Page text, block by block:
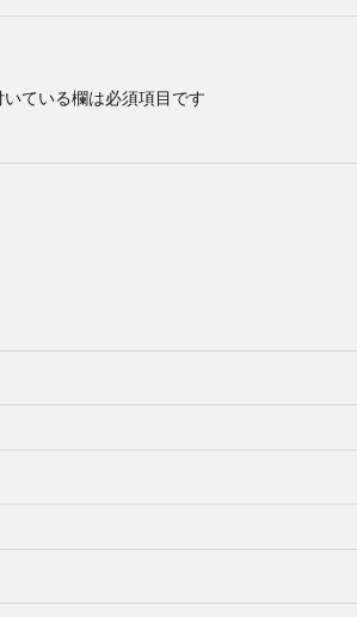
いている欄は必須項目です